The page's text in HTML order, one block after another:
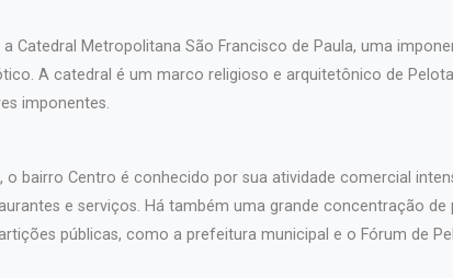
Catedral Metropolitana São Francisco de Paula, uma
A catedral é um marco religioso e arquitetônico de
imponentes.
bairro Centro é conhecido por sua atividade comercial
e serviços. Há também uma grande concentração de
públicas, como a prefeitura municipal e o Fórum de